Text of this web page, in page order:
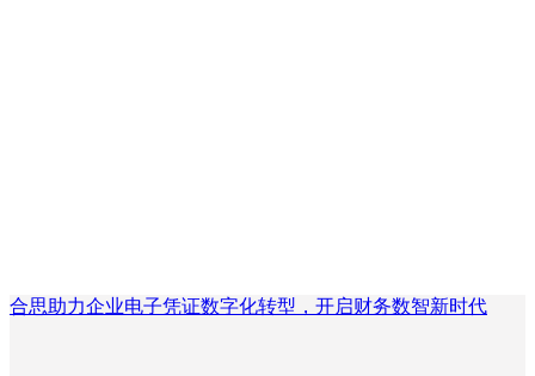
合思助力企业电子凭证数字化转型，开启财务数智新时代